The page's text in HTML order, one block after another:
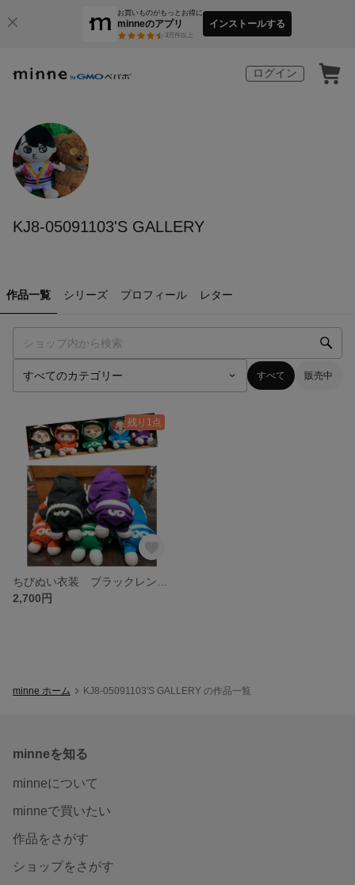
お買いものがもっとお得に
minneのアプリ
3万件以上
インストールする
ログイン
KJ8-05091103'S GALLERY
作品一覧 シリーズ プロフィール レター
すべて 販売中
残り1点
2,700円
minne ホーム KJ8-05091103'S GALLERY の作品一覧
minneを知る
minneについて
minneで買いたい
作品をさがす
ショップをさがす